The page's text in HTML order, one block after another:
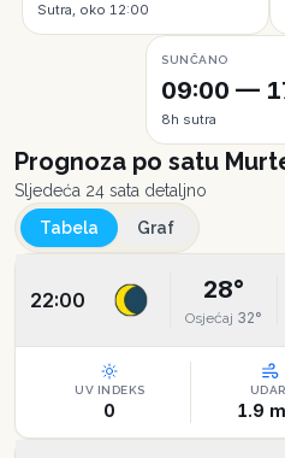
Sutra, oko 12:00
SUNČANO
09:00 —
8h sutra
Prognoza po satu
Sljedeća 24 sata detaljno
Tabela
Graf
22:00 28°
Osjećaj 32°
UV INDEKS
0 1.9